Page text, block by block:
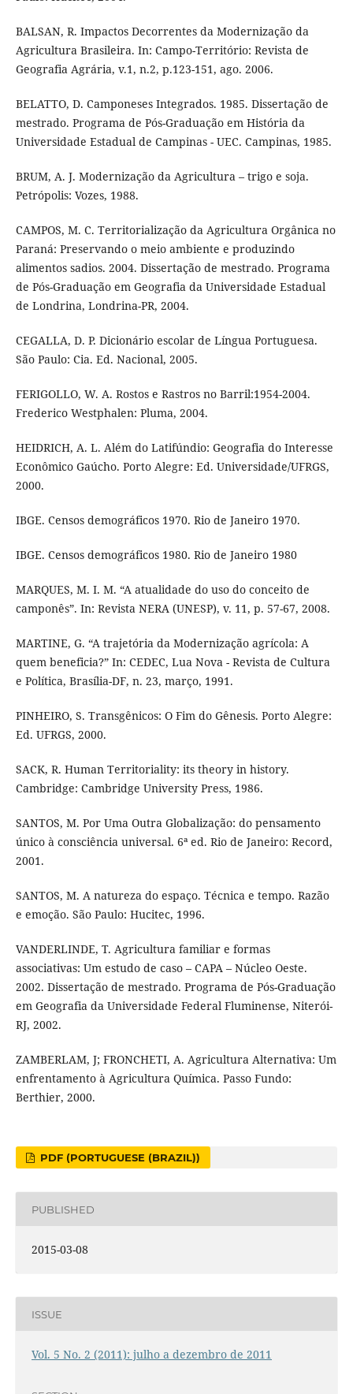
BALSAN, R. Impactos Decorrentes da Modernização da
Agricultura Brasileira. In: Campo-Território: Revista de
Geografia Agrária, v.1, n.2, p.123-151, ago. 2006.
BELATTO, D. Camponeses Integrados. 1985. Dissertação de
mestrado. Programa de Pós-Graduação em História da
Universidade Estadual de Campinas - UEC. Campinas, 1985.
BRUM, A. J. Modernização da Agricultura – trigo e soja.
Petrópolis: Vozes, 1988.
CAMPOS, M. C. Territorialização da Agricultura Orgânica no
Paraná: Preservando o meio ambiente e produzindo
alimentos sadios. 2004. Dissertação de mestrado. Programa
de Pós-Graduação em Geografia da Universidade Estadual
de Londrina, Londrina-PR, 2004.
CEGALLA, D. P. Dicionário escolar de Língua Portuguesa.
São Paulo: Cia. Ed. Nacional, 2005.
FERIGOLLO, W. A. Rostos e Rastros no Barril:1954-2004.
Frederico Westphalen: Pluma, 2004.
HEIDRICH, A. L. Além do Latifúndio: Geografia do Interesse
Econômico Gaúcho. Porto Alegre: Ed. Universidade/UFRGS,
2000.
IBGE. Censos demográficos 1970. Rio de Janeiro 1970.
IBGE. Censos demográficos 1980. Rio de Janeiro 1980
MARQUES, M. I. M. “A atualidade do uso do conceito de
camponês”. In: Revista NERA (UNESP), v. 11, p. 57-67, 2008.
MARTINE, G. “A trajetória da Modernização agrícola: A
quem beneficia?” In: CEDEC, Lua Nova - Revista de Cultura
e Política, Brasília-DF, n. 23, março, 1991.
PINHEIRO, S. Transgênicos: O Fim do Gênesis. Porto Alegre:
Ed. UFRGS, 2000.
SACK, R. Human Territoriality: its theory in history.
Cambridge: Cambridge University Press, 1986.
SANTOS, M. Por Uma Outra Globalização: do pensamento
único à consciência universal. 6ª ed. Rio de Janeiro: Record,
2001.
SANTOS, M. A natureza do espaço. Técnica e tempo. Razão
e emoção. São Paulo: Hucitec, 1996.
VANDERLINDE, T. Agricultura familiar e formas
associativas: Um estudo de caso – CAPA – Núcleo Oeste.
2002. Dissertação de mestrado. Programa de Pós-Graduação
em Geografia da Universidade Federal Fluminense, Niterói-
RJ, 2002.
ZAMBERLAM, J; FRONCHETI, A. Agricultura Alternativa: Um
enfrentamento à Agricultura Química. Passo Fundo:
Berthier, 2000.
PDF (PORTUGUESE (BRAZIL))
PUBLISHED
2015-03-08
ISSUE
Vol. 5 No. 2 (2011): julho a dezembro de 2011